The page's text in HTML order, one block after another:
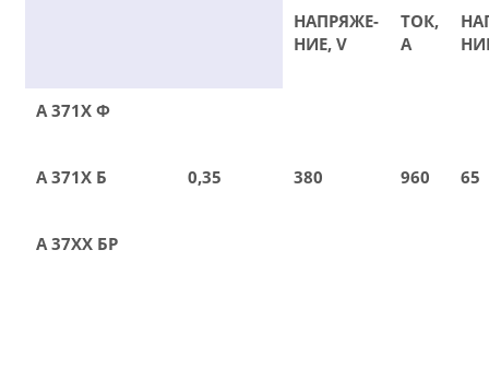
НАПРЯЖЕ-
НИЕ, V
ТОК,
А
А 371Х Ф
0,35 380 960 65
А 371Х Б
А 37ХХ БР